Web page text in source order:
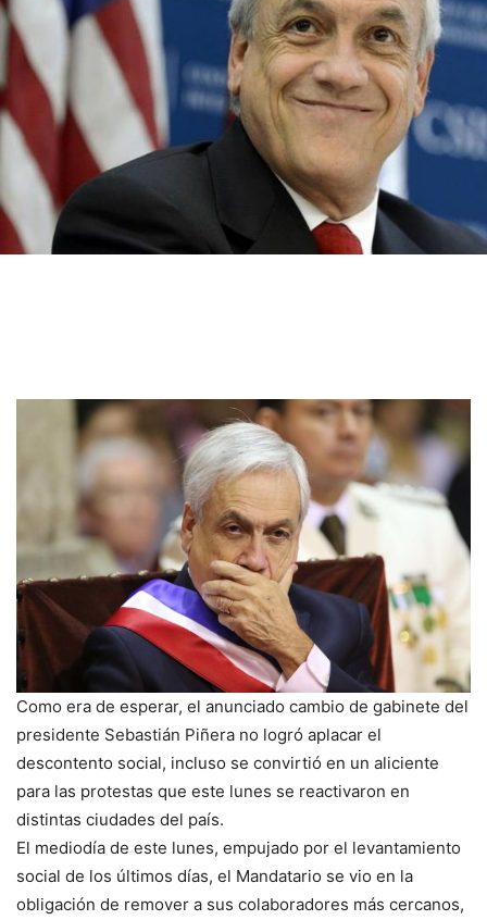
Como era de esperar, el anunciado cambio de gabinete del
presidente Sebastián Piñera no logró aplacar el
descontento social, incluso se convirtió en un aliciente
para las protestas que este lunes se reactivaron en
distintas ciudades del país.
El mediodía de este lunes, empujado por el levantamiento
social de los últimos días, el Mandatario se vio en la
obligación de remover a sus colaboradores más cercanos,